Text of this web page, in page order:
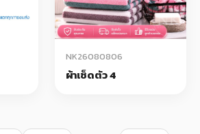
NK26080806
ผ้าเช็ดตัว 4